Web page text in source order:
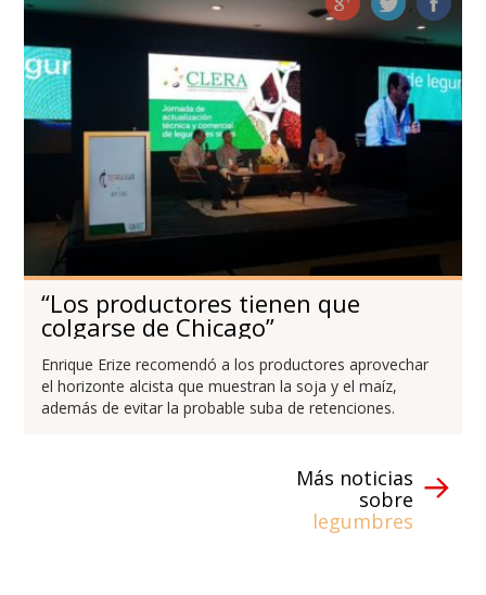
“Los productores tienen que
colgarse de Chicago”
Enrique Erize recomendó a los productores aprovechar
el horizonte alcista que muestran la soja y el maíz,
además de evitar la probable suba de retenciones.
Más noticias
sobre
legumbres